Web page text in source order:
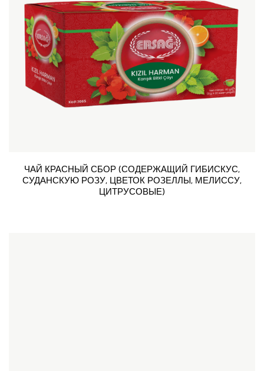
ЧАЙ КРАСНЫЙ СБОР (СОДЕРЖАЩИЙ ГИБИСКУС,
СУДАНСКУЮ РОЗУ, ЦВЕТОК РОЗЕЛЛЫ, МЕЛИССУ,
ЦИТРУСОВЫЕ)